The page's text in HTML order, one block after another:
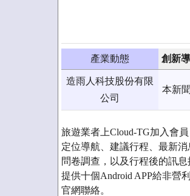
產業動態 創新
造雨人科技股份有限
公司
本新
旅遊業者上Cloud-TG加入會
定位導航、建議行程、最新
問卷調查，以及行程後的訊
提供十個Android APP給非營
官網聯絡。